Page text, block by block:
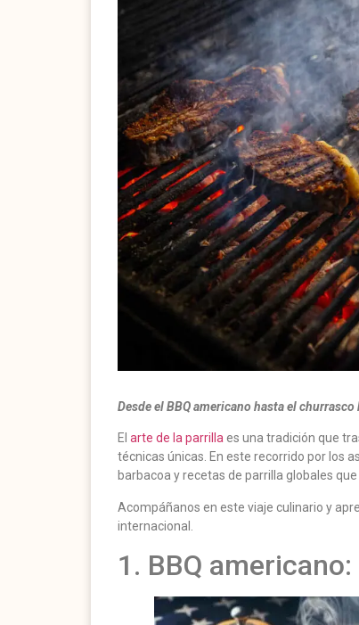
Desde el BBQ americano hasta el
El arte de la parrillaes una tradición que
técnicas únicas. En este recorrido por los
barbacoa y recetas de parrilla globales
Acompáñanos en este viaje culinario y
internacional.
1. BBQ